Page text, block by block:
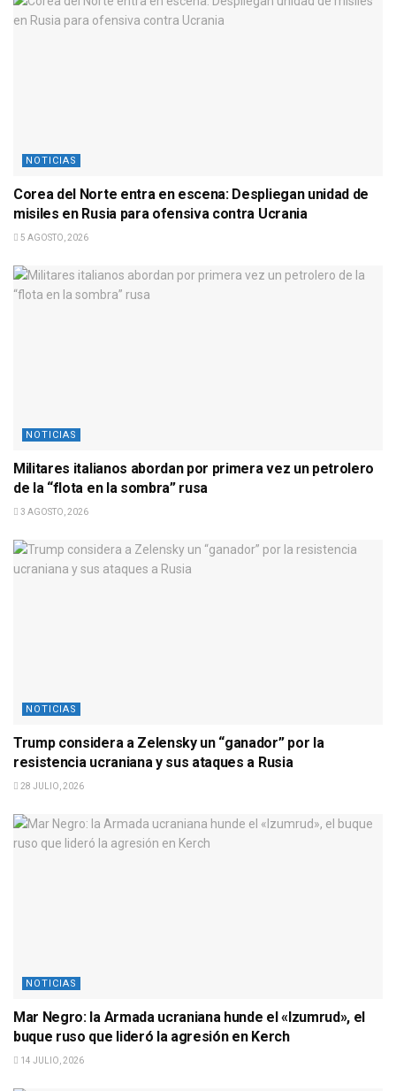
NOTICIAS
Corea del Norte entra en escena: Despliegan unidad de
misiles en Rusia para ofensiva contra Ucrania
5 AGOSTO, 2026
NOTICIAS
Militares italianos abordan por primera vez un petrolero
de la “flota en la sombra” rusa
3 AGOSTO, 2026
NOTICIAS
Trump considera a Zelensky un “ganador” por la
resistencia ucraniana y sus ataques a Rusia
28 JULIO, 2026
NOTICIAS
Mar Negro: la Armada ucraniana hunde el «Izumrud», el
buque ruso que lideró la agresión en Kerch
14 JULIO, 2026